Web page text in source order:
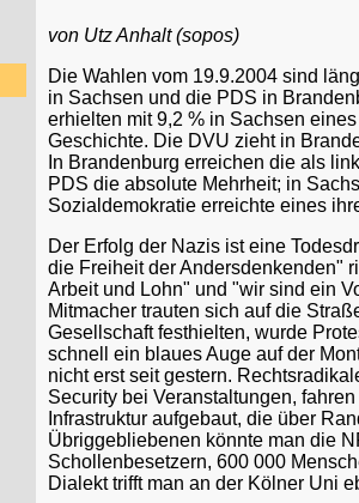
von Utz Anhalt (sopos)
Die Wahlen vom 19.9.2004 sind
in Sachsen und die PDS in
erhielten mit 9,2 % in Sachsen
Geschichte. Die DVU zieht in
In Brandenburg erreichen die als
PDS die absolute Mehrheit; in
Sozialdemokratie erreichte eines
Der Erfolg der Nazis ist eine
die Freiheit der Andersdenkenden"
Arbeit und Lohn" und "wir sind ein
Mitmacher trauten sich auf die
Gesellschaft festhielten, wurde
schnell ein blaues Auge auf der
nicht erst seit gestern.
Security bei Veranstaltungen,
Infrastruktur aufgebaut, die über
Übriggebliebenen könnte man die
Schollenbesetzern, 600 000
Dialekt trifft man an der Kölner Uni